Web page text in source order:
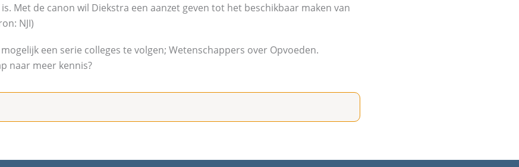
Met de canon wil Diekstra een aanzet geven tot het beschikbaar maken van
NJI)
een serie colleges te volgen; Wetenschappers over Opvoeden.
naar meer kennis?